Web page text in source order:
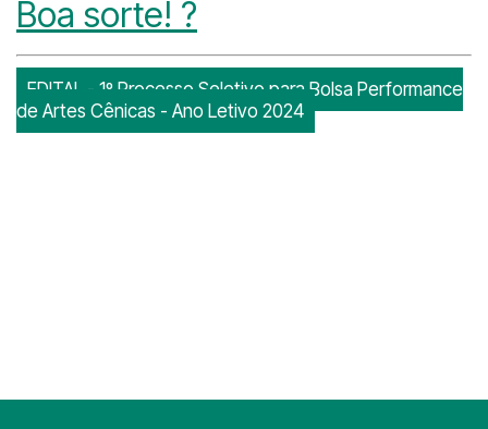
Boa sorte! ?
EDITAL - 1º Processo Seletivo para Bolsa Performance
de Artes Cênicas - Ano Letivo 2024